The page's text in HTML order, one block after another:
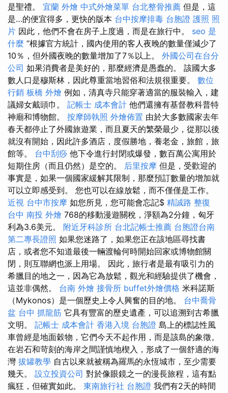
是聖禮。 宜蘭 外燴 中式外燴菜單 台北整骨推薦 但是，這
是…的便宜得多，更快的版本 台中按摩排毒 台胞證 護照 照
片 因此，他們不會在房子上度過，而是在旅行中。 seo 是
什麼 “根據官方統計，國內使用的客人夜晚的數量僅減少了
10％，但外國夜晚的數量增加了7％以上。 外國公司在台分
公司 如果消費者是美好的，那麼經濟是愚蠢的。 該國大多
數人口是穆斯林，因此尊重當地習俗和法規很重要。 數位
行銷 板橋 外燴 例如，清真寺只能穿著適當的服裝輸入，建
議婦女戴頭巾。 記帳士 成本會計 他們還擁有基督教科普特
神廟和博物館。 按摩師執照 外燴佈置 由於大多數國家去年
春天都停止了外國旅遊業，而且夏天的繁榮最少，從那以後
就沒有開始，因此許多酒店，度假勝地，養老金，旅館，旅
館等。 台中刮痧 他下令進行封閉或爆發，數百萬公寓用於
短期住房（而且仍然）是空的。 后里按摩 但是，受歡迎的
事實是，如果一個國家緩解其限制，那麼預訂數量的增加就
可以立即感受到。 您也可以在線放鬆，而不僅僅是工作。
近視 台中市按摩 如您所見，您可能會忘記$ 精誠路 整復
台中 南投 外燴 768的移動漫遊關稅，淨額為2分鐘，匈牙
利為3.6美元。 附近牙科診所 台北記帳士推薦 台胞證台南
第二專長證照 如果您迷路了，如果您正在該地區尋找書
店，或者您不知道最後一輛渡輪何時開始回家或博物館關
閉，則互聯網也派上用場。 因此，旅行者是最有吸引力的
希臘目的地之一，因為它為放鬆，觀光和經驗提供了機會，
這並非偶然。 台南 外燴 接骨所 buffet外燴價格 米科諾斯
（Mykonos）是一個歷史上令人興奮的目的地。 台中喬骨
盆 台中 抓龍筋 它具有豐富的歷史遺產，可以追溯到古希臘
文明。 記帳士 成本會計 香港入境 台胞證 島上的標誌性風
車曾經是地面穀物，它們今天不起作用，而是該島的象徵。
在岩石和苛刻的海岸之間謹慎地楔入，形成了一個舒適的海
灣 拔罐教學 自古以來就被稱為羅馬的永恆城市，至少需要
幾天。 設立投資公司 對於像眼鏡之一的漫長旅程，這有點
瘋狂，但確實如此。 東南旅行社 台胞證 我們有2天的時間